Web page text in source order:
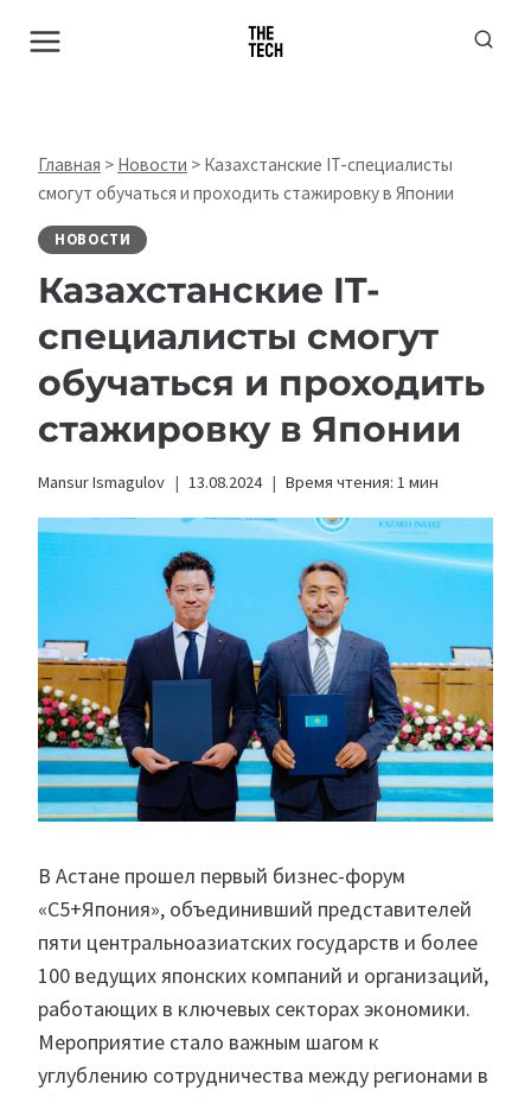
Главная > Новости > Казахстанские IT-специалисты
смогут обучаться и проходить стажировку в Японии
НОВОСТИ
Казахстанские IT-
специалисты смогут
обучаться и проходить
стажировку в Японии
Mansur Ismagulov 13.08.2024 Время чтения: 1 мин
В Астане прошел первый бизнес-форум
«C5+Япония», объединивший представителей
пяти центральноазиатских государств и более
100 ведущих японских компаний и организаций,
работающих в ключевых секторах экономики.
Мероприятие стало важным шагом к
углублению сотрудничества между регионами в